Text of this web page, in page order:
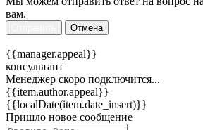
вам.
Отмена
{{manager.appeal}}
консультант
Менеджер скоро подключится...
{{item.author.appeal}}
{{localDate(item.date_insert)}}
Пришло новое сообщение